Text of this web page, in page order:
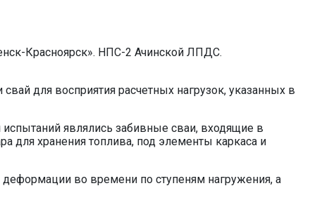
Красноярск». НПС-2 Ачинской ЛПДС.
для восприятия расчетных нагрузок, указанных в
являлись забивные сваи, входящие в
для хранения топлива, под элементы каркаса и
во времени по ступеням нагружения, а